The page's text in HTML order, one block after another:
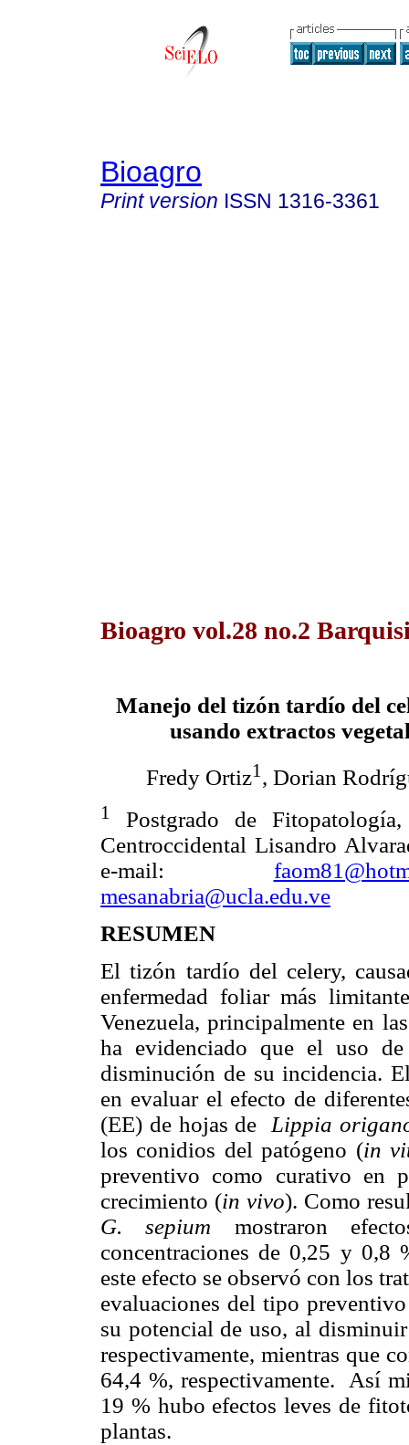
Bioagro
Print version ISSN 1316-3361
Bioagro vol.28 no.2
Manejo del tizón tardío del
usando extractos
Fredy Ortiz1 , Dorian
1
Postgrado de
Centroccidental Lisandro
e-mail:
mesanabria@ucla.edu.ve
RESUMEN
El tizón tardío del celery,
enfermedad foliar más
Venezuela, principalmente en
ha evidenciado que el uso
disminución de su incidencia.
en evaluar el efecto de
(EE) de hojas deLippia
los conidios del patógeno (in
preventivo como curativo en
crecimiento (in vivo). Como
G. sepium mostraron
concentraciones de 0,25 y 0,8
este efecto se observó con los
evaluaciones del tipo
su potencial de uso, al
respectivamente, mientras que
64,4 %, respectivamente. Así
19 % hubo efectos leves de
plantas.